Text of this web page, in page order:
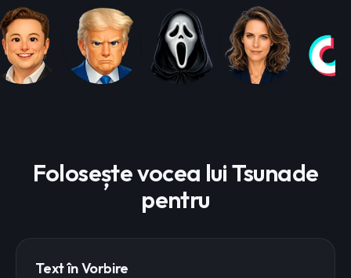
Folosește vocea lui Tsunade
pentru
Text în Vorbire